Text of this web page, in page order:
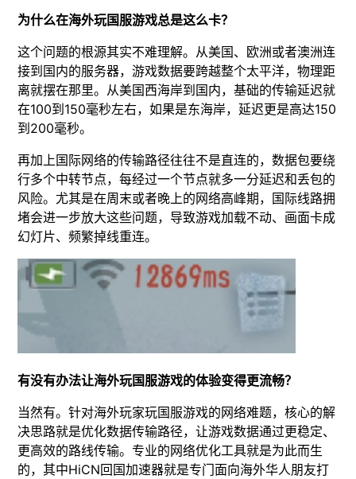
为什么在海外玩国服游戏总是这么卡？
这个问题的根源其实不难理解。从美国、欧洲或者澳洲连
接到国内的服务器，游戏数据要跨越整个太平洋，物理距
离就摆在那里。从美国西海岸到国内，基础的传输延迟就
在100到150毫秒左右，如果是东海岸，延迟更是高达150
到200毫秒。
再加上国际网络的传输路径往往不是直连的，数据包要绕
行多个中转节点，每经过一个节点就多一分延迟和丢包的
风险。尤其是在周末或者晚上的网络高峰期，国际线路拥
堵会进一步放大这些问题，导致游戏加载不动、画面卡成
幻灯片、频繁掉线重连。
有没有办法让海外玩国服游戏的体验变得更流畅？
当然有。针对海外玩家玩国服游戏的网络难题，核心的解
决思路就是优化数据传输路径，让游戏数据通过更稳定、
更高效的路线传输。专业的网络优化工具就是为此而生
的，其中HiCN回国加速器就是专门面向海外华人朋友打